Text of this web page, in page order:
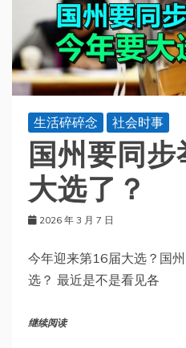
生活碎碎念 社会时事
国州要同
大选了？
2026 年 3 月 7 日
今年迎来第16届大选？国
选？ 最近是不是看见各
继续阅读